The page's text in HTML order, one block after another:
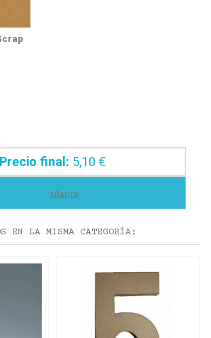
Precio final: 5,10 €
AÑADIR
EN LA MISMA CATEGORÍA: